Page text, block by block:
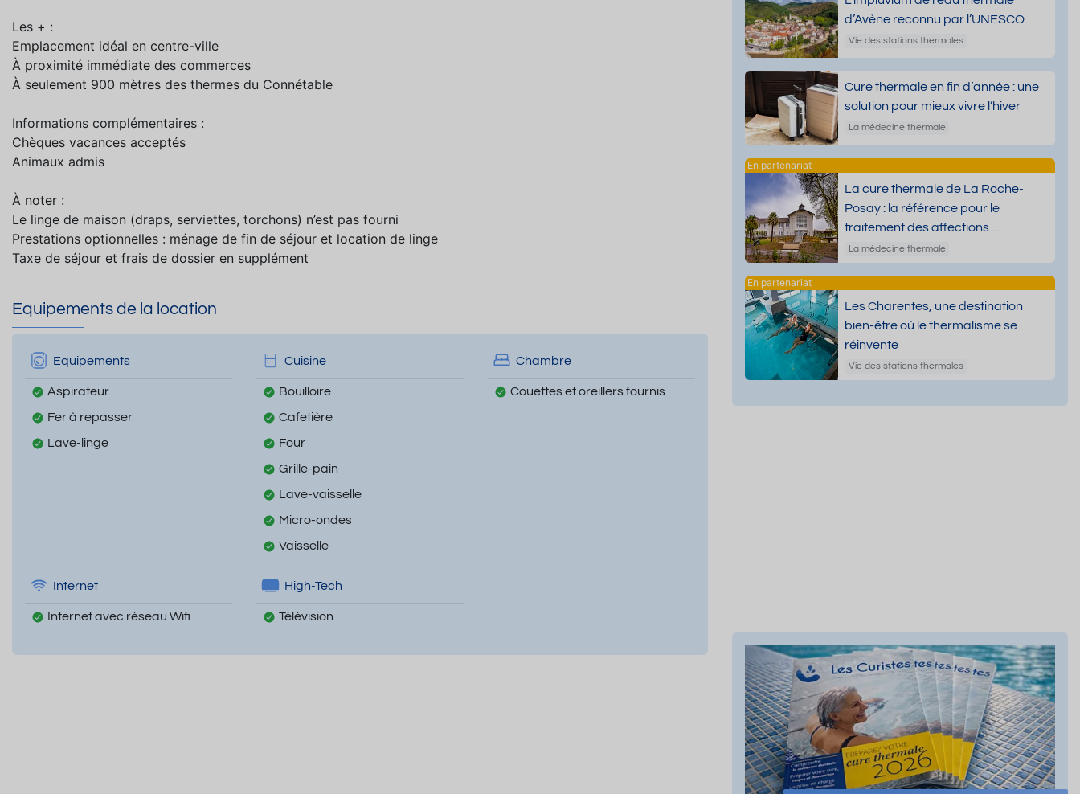
Les + :
Emplacement idéal en centre-ville
À proximité immédiate des commerces
À seulement 900 mètres des thermes du Connétable
Informations complémentaires :
Chèques vacances acceptés
Animaux admis
À noter :
Le linge de maison (draps, serviettes, torchons) n’est pas fourni
Prestations optionnelles : ménage de fin de séjour et location de linge
Taxe de séjour et frais de dossier en supplément
Equipements de la location
Equipements
Aspirateur
Fer à repasser
Lave-linge
Cuisine
Bouilloire
Cafetière
Four
Grille-pain
Lave-vaisselle
Micro-ondes
Vaisselle
Chambre
Couettes et oreillers fournis
Internet
Internet avec réseau Wifi
High-Tech
Télévision
d’Avène reconnu par l’UNESCO
Vie des stations thermales
Cure thermale en fin d’année : une
solution pour mieux vivre l’hiver
La médecine thermale
La cure thermale de La Roche-
Posay : la référence pour le
traitement des affections
dermatologiques
La médecine thermale
Les Charentes, une destination
bien-être où le thermalisme se
réinvente
Vie des stations thermales